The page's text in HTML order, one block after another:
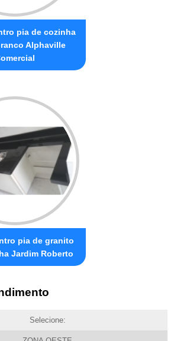
pia de cozinha
Alphaville
pia de granito
Jardim Roberto
Selecione: